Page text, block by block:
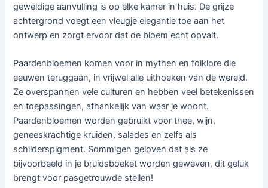
geweldige aanvulling is op elke kamer in huis. De grijze
achtergrond voegt een vleugje elegantie toe aan het
ontwerp en zorgt ervoor dat de bloem echt opvalt.
Paardenbloemen komen voor in mythen en folklore die
eeuwen teruggaan, in vrijwel alle uithoeken van de wereld.
Ze overspannen vele culturen en hebben veel betekenissen
en toepassingen, afhankelijk van waar je woont.
Paardenbloemen worden gebruikt voor thee, wijn,
geneeskrachtige kruiden, salades en zelfs als
schilderspigment. Sommigen geloven dat als ze
bijvoorbeeld in je bruidsboeket worden geweven, dit geluk
brengt voor pasgetrouwde stellen!